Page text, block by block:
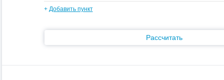
+ Добавить пункт
Рассчитать